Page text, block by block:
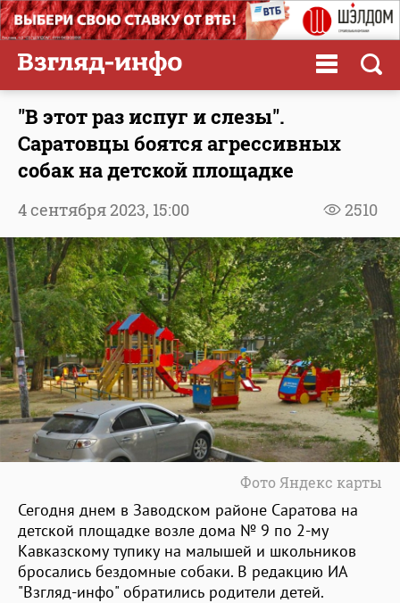
"В этот раз испуг и слезы".
Саратовцы боятся агрессивных
собак на детской площадке
2510
4 сентября 2023, 15:00
Фото Яндекс карты
Сегодня днем в Заводском районе Саратова на
детской площадке возле дома № 9 по 2-му
Кавказскому тупику на малышей и школьников
бросались бездомные собаки. В редакцию ИА
"Взгляд-инфо" обратились родители детей.